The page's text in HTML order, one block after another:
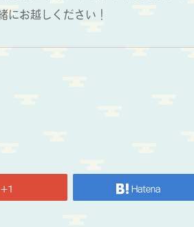
にお越しください！
+1 Hatena